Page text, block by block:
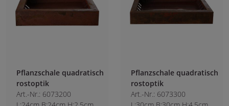
Pflanzschale quadratisch
rostoptik
Art.-Nr.: 6073200
Pflanzschale quadratisch
rostoptik
Art.-Nr.: 6073300